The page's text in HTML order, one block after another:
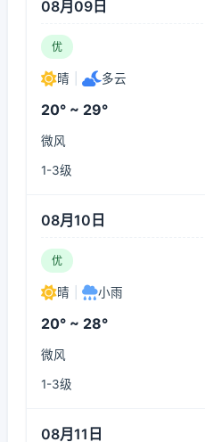
08月09日
优
晴 多云
20° ~ 29°
微风
1-3级
08月10日
优
晴 小雨
20° ~ 28°
微风
1-3级
08月11日